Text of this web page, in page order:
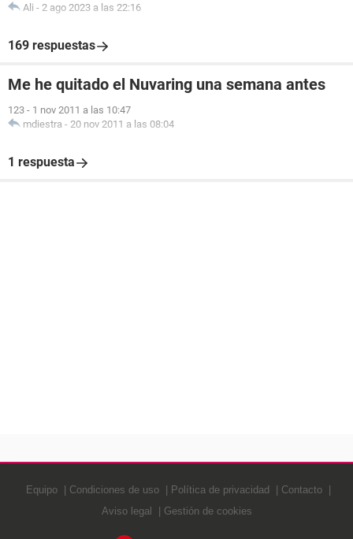
Ali - 2 ago 2023 a las 22:16
169 respuestas
Me he quitado el Nuvaring una semana antes
123 - 1 nov 2011 a las 10:47
mdiestra - 20 nov 2011 a las 08:04
1 respuesta
Equipo Condiciones de uso Política de privacidad
Contacto
Aviso legal
Gestión de cookies